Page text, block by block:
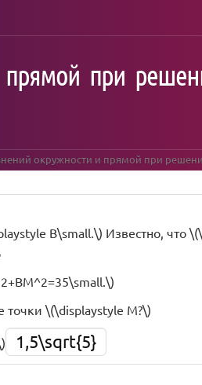
прямой при
окружности и прямой при
B\small.\) Известно, что
точки \(\displaystyle M?\)
1,5\sqrt{5}